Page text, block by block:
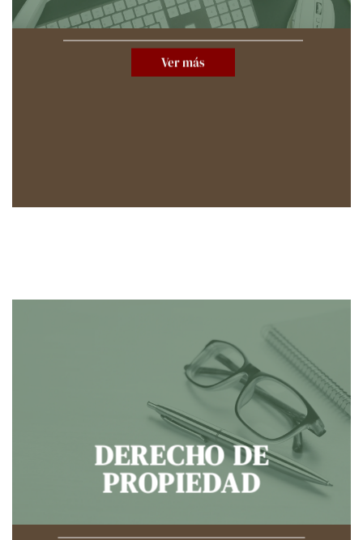
Ver más
DERECHO DE
PROPIEDAD